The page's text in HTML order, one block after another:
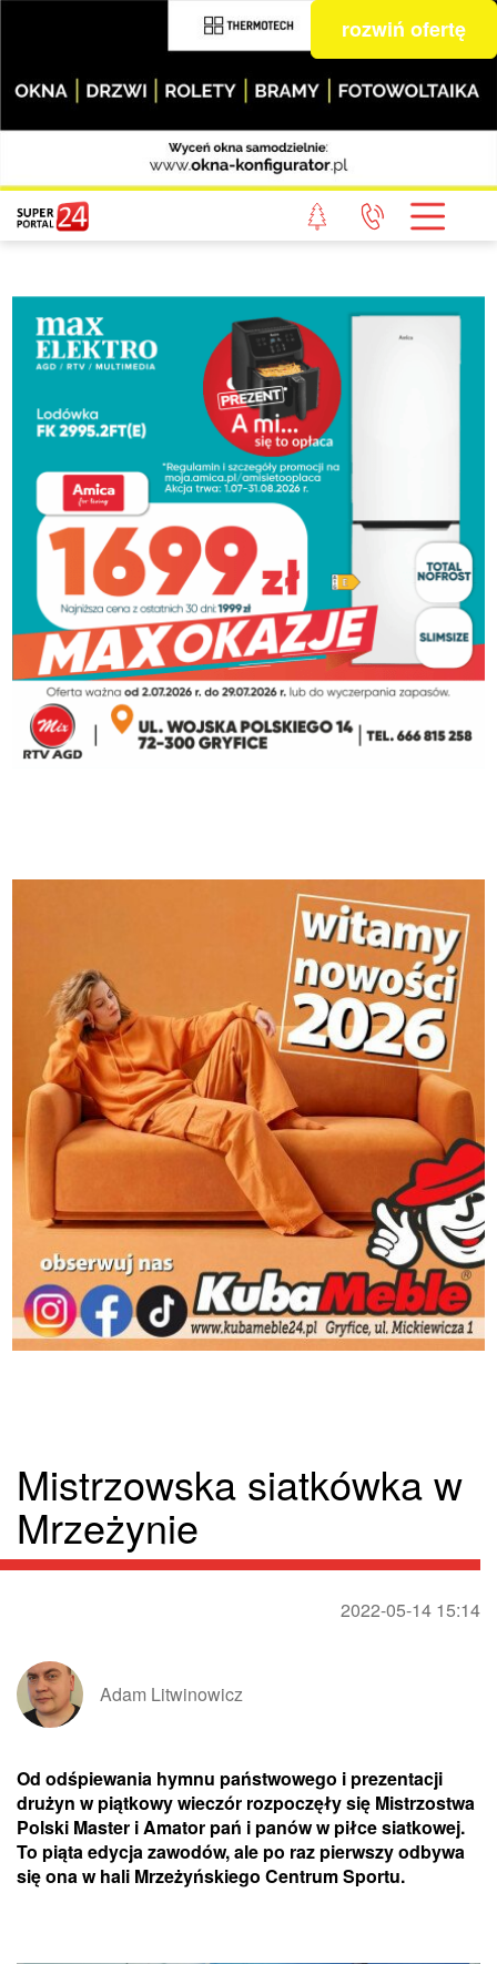
rozwiń ofertę
Mistrzowska siatkówka w
Mrzeżynie
2022-05-14 15:14
Adam Litwinowicz
Od odśpiewania hymnu państwowego i prezentacji
drużyn w piątkowy wieczór rozpoczęły się Mistrzostwa
Polski Master i Amator pań i panów w piłce siatkowej.
To piąta edycja zawodów, ale po raz pierwszy odbywa
się ona w hali Mrzeżyńskiego Centrum Sportu.